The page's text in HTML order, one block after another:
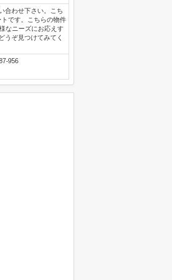
合わせ下さい。こち
です。こちらの物件
なニーズにお応えす
うぞ見つけてみてく
956